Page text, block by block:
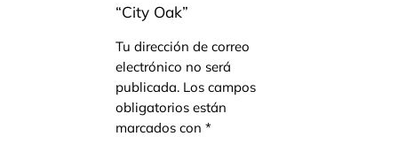
“City Oak”
Tu dirección de correo
electrónico no será
publicada. Los campos
obligatorios están
marcados con *